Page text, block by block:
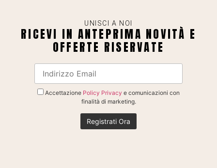
UNISCI A NOI
RICEVI IN ANTEPRIMA NOVITÀ E
OFFERTE RISERVATE
Accettazione Policy Privacy e comunicazioni con
finalità di marketing.